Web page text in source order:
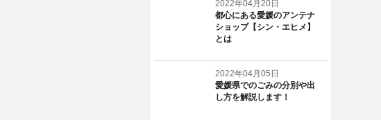
2022年04月20日
都心にある愛媛のアンテナ
ショップ【シン・エヒメ】
とは
2022年04月05日
愛媛県でのごみの分別や出
し方を解説します！